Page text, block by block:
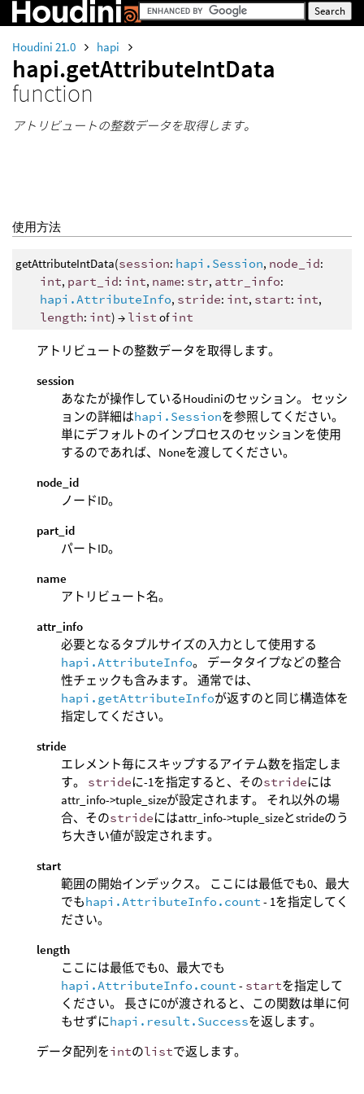
Houdini 21.0 hapi
hapi.getAttributeIntData
function
アトリビュートの整数データを取得します。
使用方法
getAttributeIntData(session: hapi.Session, node_id:
int, part_id: int, name: str, attr_info:
hapi.AttributeInfo, stride: int, start: int,
length: int) → list ofint
アトリビュートの整数データを取得します。
session
あなたが操作しているHoudiniのセッション。 セッシ
ョンの詳細はhapi.Sessionを参照してください。
単にデフォルトのインプロセスのセッションを使用
するのであれば、Noneを渡してください。
node_id
ノードID。
part_id
パートID。
name
アトリビュート名。
attr_info
必要となるタプルサイズの入力として使用する
hapi.AttributeInfo。 データタイプなどの整合
性チェックも含みます。 通常では、
hapi.getAttributeInfoが返すのと同じ構造体を
指定してください。
stride
エレメント毎にスキップするアイテム数を指定しま
す。 strideに-1を指定すると、そのstrideには
attr_info->tuple_sizeが設定されます。 それ以外の場
合、そのstrideにはattr_info->tuple_sizeとstrideのう
ち大きい値が設定されます。
start
範囲の開始インデックス。 ここには最低でも0、最大
でもhapi.AttributeInfo.count - 1を指定してく
ださい。
length
ここには最低でも0、最大でも
hapi.AttributeInfo.count - startを指定して
ください。 長さに0が渡されると、この関数は単に何
もせずにhapi.result.Successを返します。
データ配列をintのlistで返します。